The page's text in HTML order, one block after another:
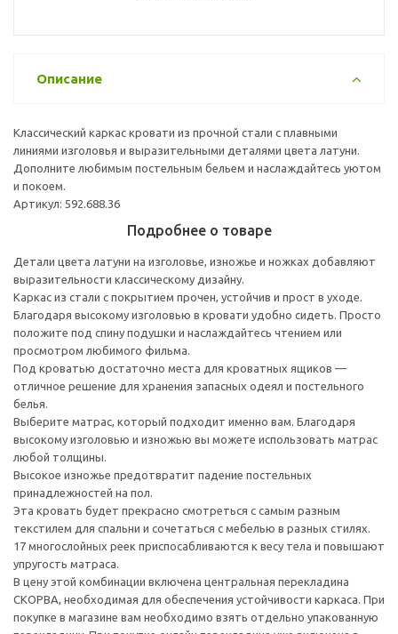
Описание
Классический каркас кровати из прочной стали с плавными
линиями изголовья и выразительными деталями цвета латуни.
Дополните любимым постельным бельем и наслаждайтесь уютом
и покоем.
Артикул: 592.688.36
Подробнее о товаре
Детали цвета латуни на изголовье, изножье и ножках добавляют
выразительности классическому дизайну.
Каркас из стали с покрытием прочен, устойчив и прост в уходе.
Благодаря высокому изголовью в кровати удобно сидеть. Просто
положите под спину подушки и наслаждайтесь чтением или
просмотром любимого фильма.
Под кроватью достаточно места для кроватных ящиков —
отличное решение для хранения запасных одеял и постельного
белья.
Выберите матрас, который подходит именно вам. Благодаря
высокому изголовью и изножью вы можете использовать матрас
любой толщины.
Высокое изножье предотвратит падение постельных
принадлежностей на пол.
Эта кровать будет прекрасно смотреться с самым разным
текстилем для спальни и сочетаться с мебелью в разных стилях.
17 многослойных реек приспосабливаются к весу тела и повышают
упругость матраса.
В цену этой комбинации включена центральная перекладина
СКОРВА, необходимая для обеспечения устойчивости каркаса. При
покупке в магазине вам необходимо взять отдельно упакованную